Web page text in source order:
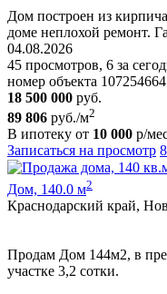
Дом построен из
доме неплохой ремонт.
04.08.2026
45 просмотров, 6 за
номер объекта 107254664
18 500 000 руб.
89 806 руб./м2
В ипотеку от 10 000 р/
Записаться на просмотр
Дом, 140.0 м2
Краснодарский край,
Пpoдам Дом 144м2, в
участке 3,2 сoтки.